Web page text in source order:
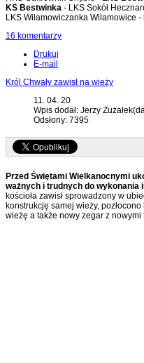
KS Bestwinka - LKS Sokół
LKS Wilamowiczanka Wilamowice -
16 komentarzy
Drukuj
E-mail
Król Chwały zawisł na wieży
11. 04. 20
Wpis dodał: Jerzy
Odsłony: 7395
Przed Świętami Wielkanocnymi
ważnych i trudnych do wykonania
kościoła zawisł sprowadzony w
konstrukcję samej wieży,
wieżę a także nowy zegar z nowymi